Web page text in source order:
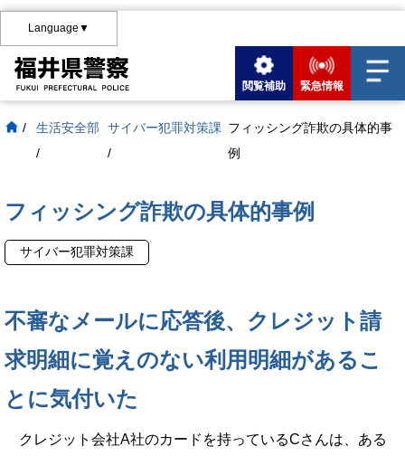
Language▼
閲覧補助 緊急情報
/
生活安全部
/
サイバー犯罪対策課
/
フィッシング詐欺の具体的事
例
フィッシング詐欺の具体的事例
サイバー犯罪対策課
不審なメールに応答後、クレジット請
求明細に覚えのない利用明細があるこ
とに気付いた
クレジット会社A社のカードを持っているCさんは、ある